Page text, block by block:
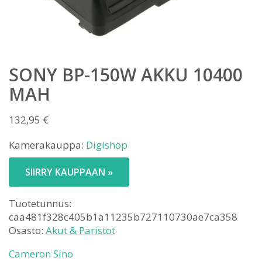
SONY BP-150W AKKU 10400
MAH
132,95 €
Kamerakauppa: Digishop
SIIRRY KAUPPAAN »
Tuotetunnus:
caa481f328c405b1a11235b727110730ae7ca358
Osasto: Akut & Paristot
Cameron Sino